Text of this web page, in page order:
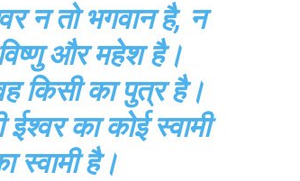
न तो भगवान है, न
और महेश है।
किसी का पुत्र है।
का कोई स्वामी
स्वामी है।